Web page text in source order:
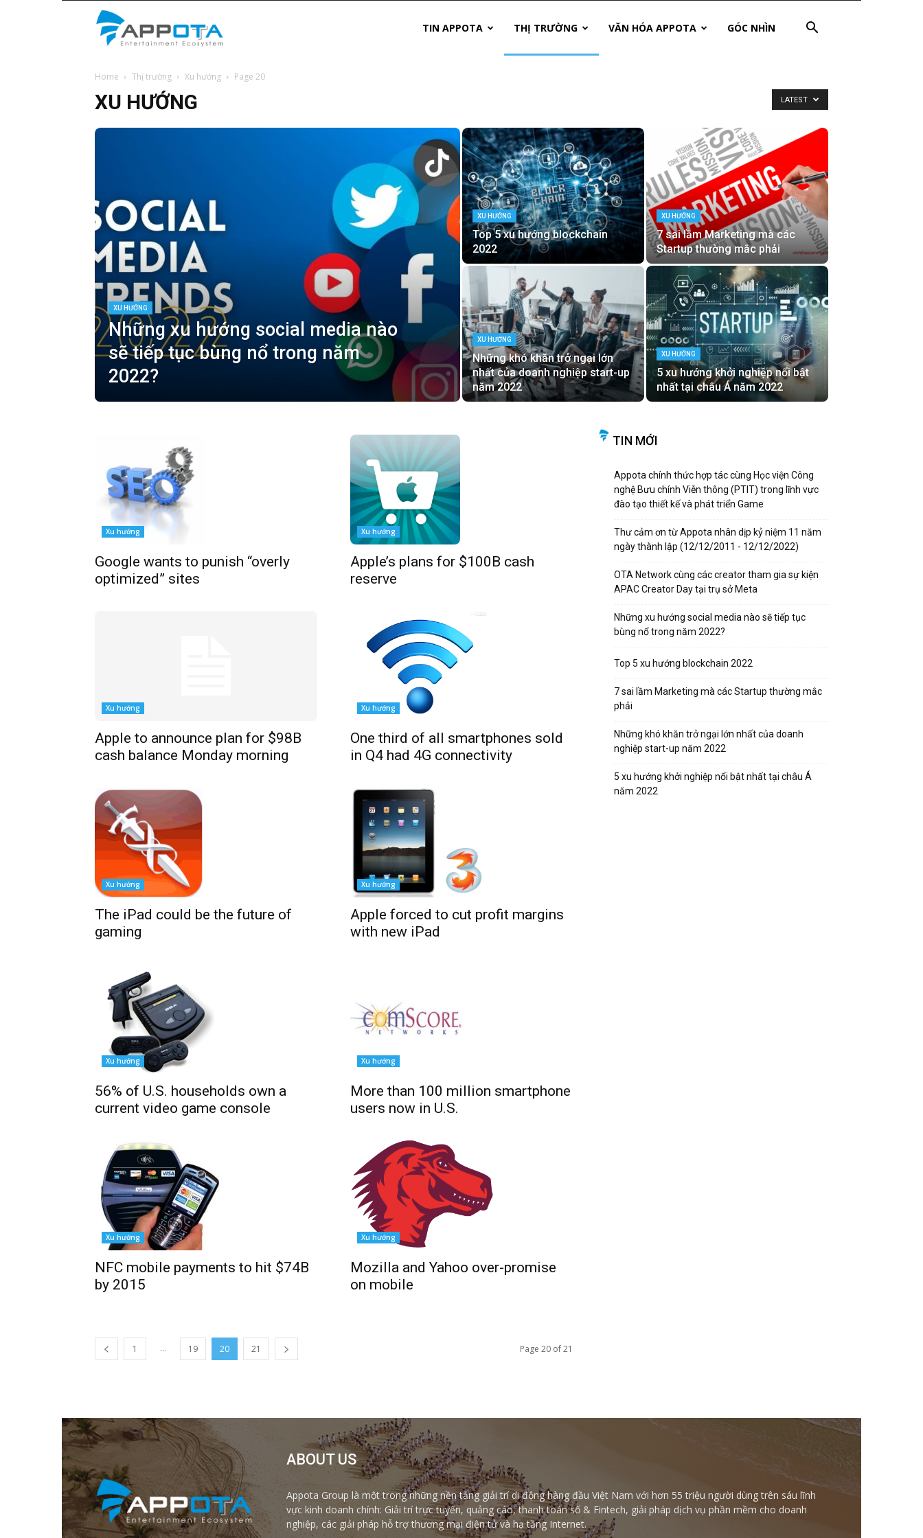
News
TIN APPOTA THỊ TRƯỜNG VĂN HÓA APPOTA GÓC NHÌN
Home Thị trường Xu hướng Page 20
XU HƯỚNG LATEST
XU HƯỚNG
Những xu hướng social media nào
sẽ tiếp tục bùng nổ trong năm
2022?
XU HƯỚNG
Top 5 xu hướng blockchain
2022
XU HƯỚNG
7 sai lầm Marketing mà các
Startup thường mắc phải
XU HƯỚNG
Những khó khăn trở ngại lớn
nhất của doanh nghiệp start-up
năm 2022
XU HƯỚNG
5 xu hướng khởi nghiệp nổi bật
nhất tại châu Á năm 2022
Xu hướng
Google wants to punish “overly
optimized” sites
Xu hướng
Apple’s plans for $100B cash
reserve
Xu hướng
Apple to announce plan for $98B
cash balance Monday morning
Xu hướng
One third of all smartphones sold
in Q4 had 4G connectivity
Xu hướng
The iPad could be the future of
gaming
Xu hướng
Apple forced to cut profit margins
with new iPad
Xu hướng
56% of U.S. households own a
current video game console
Xu hướng
More than 100 million smartphone
users now in U.S.
Xu hướng
NFC mobile payments to hit $74B
by 2015
Xu hướng
Mozilla and Yahoo over-promise
on mobile
1 ... 19 20 21 Page 20 of 21
TIN MỚI
Appota chính thức hợp tác cùng Học viện Công
nghệ Bưu chính Viễn thông (PTIT) trong lĩnh vực
đào tạo thiết kế và phát triển Game
Thư cảm ơn từ Appota nhân dịp kỷ niệm 11 năm
ngày thành lập (12/12/2011 - 12/12/2022)
OTA Network cùng các creator tham gia sự kiện
APAC Creator Day tại trụ sở Meta
Những xu hướng social media nào sẽ tiếp tục
bùng nổ trong năm 2022?
Top 5 xu hướng blockchain 2022
7 sai lầm Marketing mà các Startup thường mắc
phải
Những khó khăn trở ngại lớn nhất của doanh
nghiệp start-up năm 2022
5 xu hướng khởi nghiệp nổi bật nhất tại châu Á
năm 2022
ABOUT US
Appota Group là một trong những nền tảng giải trí di động hàng đầu Việt Nam với hơn 55 triệu người dùng trên sáu lĩnh
vực kinh doanh chính: Giải trí trực tuyến, quảng cáo, thanh toán số & Fintech, giải pháp dịch vụ phần mềm cho doanh
nghiệp, các giải pháp hỗ trợ thương mại điện tử và hạ tầng Internet.